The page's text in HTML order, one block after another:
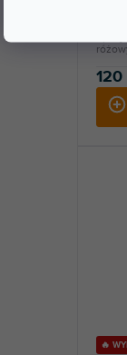
120
🔥